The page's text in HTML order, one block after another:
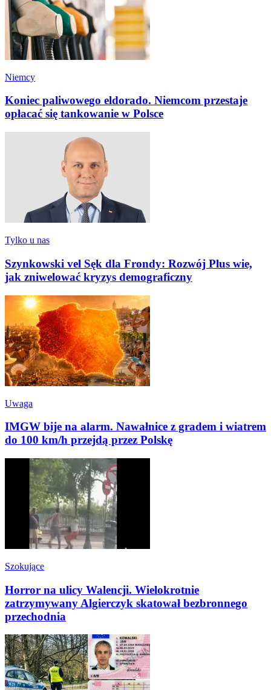
Niemcy
Koniec paliwowego eldorado. Niemcom przestaje
opłacać się tankowanie w Polsce
Tylko u nas
Szynkowski vel Sęk dla Frondy: Rozwój Plus wie,
jak zniwelować kryzys demograficzny
Uwaga
IMGW bije na alarm. Nawałnice z gradem i wiatrem
do 100 km/h przejdą przez Polskę
Szokujące
Horror na ulicy Walencji. Wielokrotnie
zatrzymywany Algierczyk skatował bezbronnego
przechodnia